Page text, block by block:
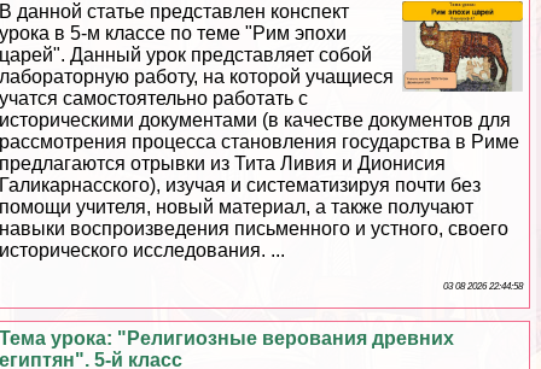
В данной статье представлен конспект
урока в 5-м классе по теме "Рим эпохи
царей". Данный урок представляет собой
лабораторную работу, на которой учащиеся
учатся самостоятельно работать с
историческими документами (в качестве документов для
рассмотрения процесса становления государства в Риме
предлагаются отрывки из Тита Ливия и Дионисия
Галикарнасского), изучая и систематизируя почти без
помощи учителя, новый материал, а также получают
навыки воспроизведения письменного и устного, своего
исторического исследования. ...
03 08 2026 22:44:58
Тема урока: "Религиозные верования древних
египтян". 5-й класс